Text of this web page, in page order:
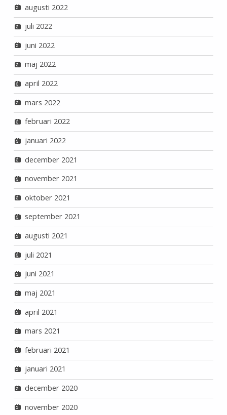
augusti 2022
juli 2022
juni 2022
maj 2022
april 2022
mars 2022
februari 2022
januari 2022
december 2021
november 2021
oktober 2021
september 2021
augusti 2021
juli 2021
juni 2021
maj 2021
april 2021
mars 2021
februari 2021
januari 2021
december 2020
november 2020